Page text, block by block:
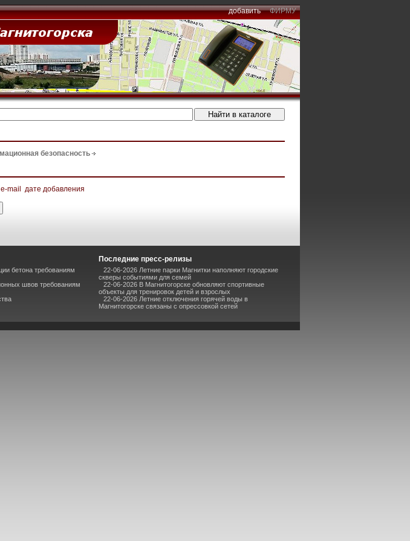
добавить ФИРМУ
безопасность
e-mail дате добавления
бетона требованиям
швов требованиям
Последние пресс-релизы
22-06-2026 Летние парки Магнитки наполняют городские
скверы событиями для семей
22-06-2026 В Магнитогорске обновляют спортивные
объекты для тренировок детей и взрослых
22-06-2026 Летние отключения горячей воды в
Магнитогорске связаны с опрессовкой сетей